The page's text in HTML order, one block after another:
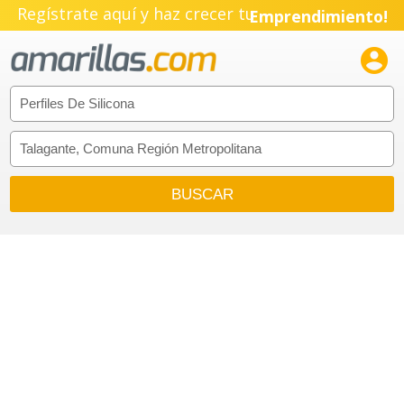
Regístrate aquí y haz crecer tuEmprendimiento!
